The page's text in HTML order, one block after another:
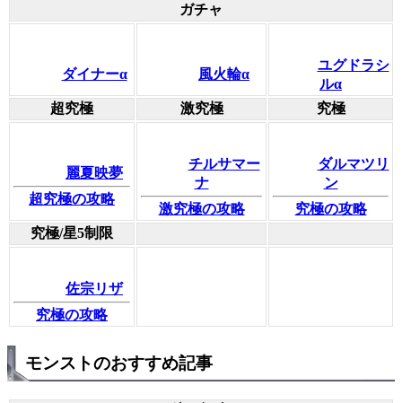
ガチャ
ダイナーα 風火輪α
ユグドラシ
ルα
超究極
激究極 究極
麗夏映夢
超究極の攻略
チルサマー
ナ
激究極の攻略
ダルマツリ
ン
究極の攻略
究極/星5制限
佐宗リザ
究極の攻略
モンストのおすすめ記事